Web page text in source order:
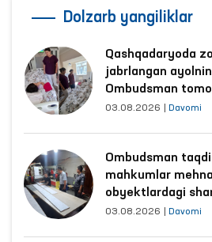
Dolzarb yangiliklar
Qashqadaryoda
jabrlangan
Ombudsman
03.08.2026 Davomi
Ombudsman
mahkumlar
obyektlardagi
03.08.2026 Davomi